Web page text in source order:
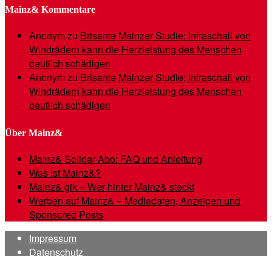
Mainz& Kommentare
Anonymzu Brisante Mainzer Studie: Infraschall von
Windrädern kann die Herzleistung des Menschen
deutlich schädigen
Anonymzu Brisante Mainzer Studie: Infraschall von
Windrädern kann die Herzleistung des Menschen
deutlich schädigen
Über Mainz&
Mainz& Solidar-Abo: FAQ und Anleitung
Was ist Mainz&?
Mainz& gik – Wer hinter Mainz& steckt
Werben auf Mainz& – Mediadaten, Anzeigen und
Sponsored Posts
Impressum
Datenschutz